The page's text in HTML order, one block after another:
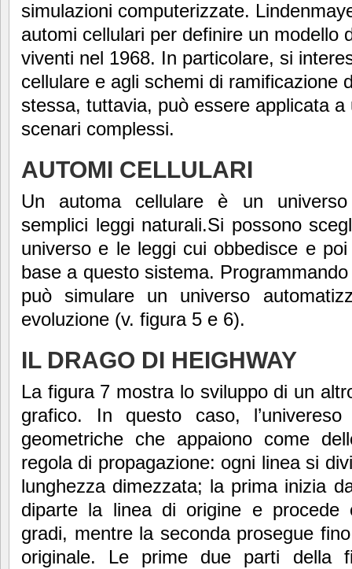
simulazioni computerizzate.
automi cellulari per definire un modello
viventi nel 1968. In particolare, si
cellulare e agli schemi di ramificazione
stessa, tuttavia, può essere applicata
scenari complessi.
AUTOMI CELLULARI
Un automa cellulare è un
semplici leggi naturali.Si possono
universo e le leggi cui obbedisce e
base a questo sistema.
può simulare un universo
evoluzione (v. figura 5 e 6).
IL DRAGO DI HEIGHWAY
La figura 7 mostra lo sviluppo di un
grafico. In questo caso,
geometriche che appaiono come
regola di propagazione: ogni linea si
lunghezza dimezzata; la prima inizia
diparte la linea di origine e procede
gradi, mentre la seconda prosegue
originale. Le prime due parti della